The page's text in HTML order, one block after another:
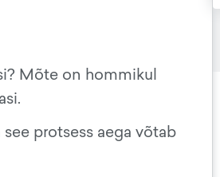
Mõte on hommikul
protsess aega võtab